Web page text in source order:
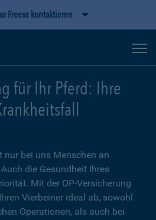
Freese kontaktieren
für Ihr Pferd: Ihre
nur bei uns Menschen an
die Gesundheit Ihres
Mit der OP-Versicherung
Vierbeiner ideal ab, sowohl
Operationen, als auch bei